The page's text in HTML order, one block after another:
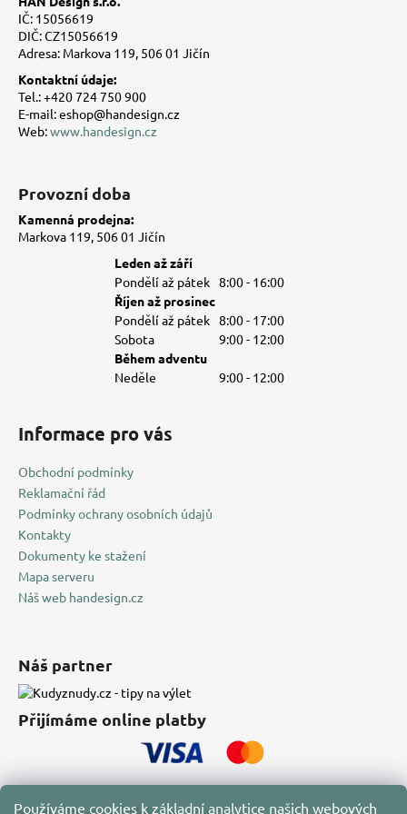
Používáme cookies k základní analytice našich webových
IČ: 15056619
DIČ: CZ15056619
Adresa: Markova 119, 506 01 Jičín
Kontaktní údaje:
Tel.: +420 724 750 900
E-mail: eshop@handesign.cz
Web:www.handesign.cz
Provozní doba
Kamenná prodejna:
Markova 119, 506 01 Jičín
Leden až září
Pondělí až pátek 8:00 - 16:00
Říjen až prosinec
Pondělí až pátek 8:00 - 17:00
Sobota
9:00 - 12:00
Během adventu
Neděle
9:00 - 12:00
Informace pro vás
Obchodní podmínky
Reklamační řád
Podmínky ochrany osobních údajů
Kontakty
Dokumenty ke stažení
Mapa serveru
Náš web handesign.cz
Náš partner
Přijímáme online platby